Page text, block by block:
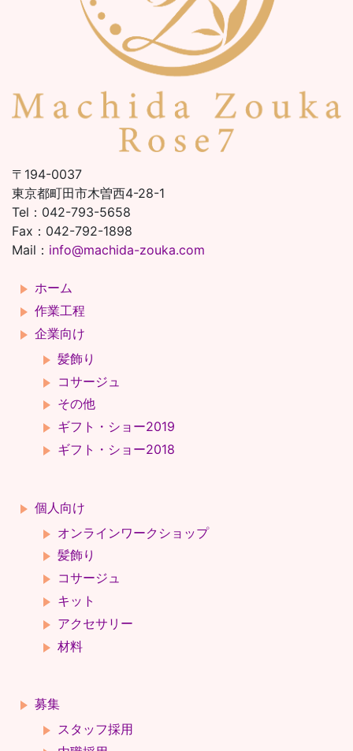
〒194-0037
東京都町田市木曽西4-28-1
Tel：042-793-5658
Fax：042-792-1898
Mail： info@machida-zouka.com
ホーム
作業工程
企業向け
髪飾り
コサージュ
その他
ギフト・ショー2019
ギフト・ショー2018
個人向け
オンラインワークショップ
髪飾り
コサージュ
キット
アクセサリー
材料
募集
スタッフ採用